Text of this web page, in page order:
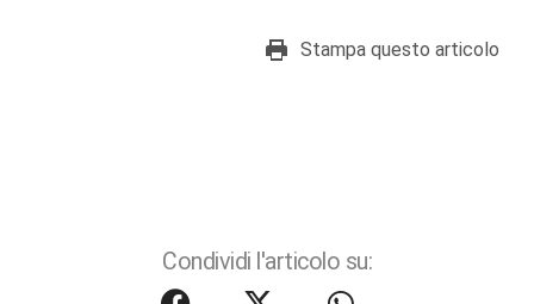
Stampa questo articolo
Condividi l'articolo su: